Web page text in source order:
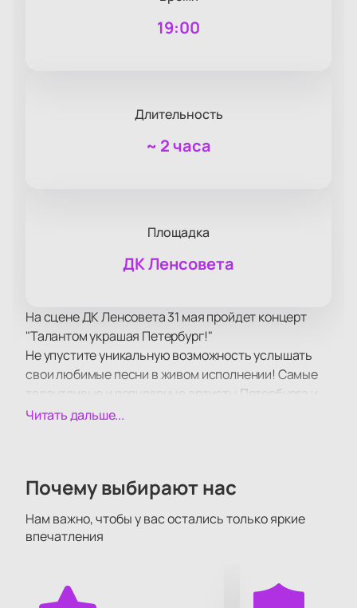
19:00
Длительность
~ 2 часа
Площадка
ДК Ленсовета
На сцене ДК Ленсовета 31 мая пройдет концерт
"Талантом украшая Петербург!"
Не упустите уникальную возможность услышать
свои любимые песни в живом исполнении! Самые
талантливые и популярные артисты Петербурга и
Москвы в этот вечер поздравят жителей
все происходящее на ней в мельчайших
Читать дальше...
Почему выбирают нас
Нам важно, чтобы у вас остались только яркие
впечатления